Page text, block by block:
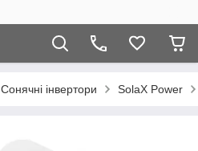
Сонячні інвертори SolaX Power